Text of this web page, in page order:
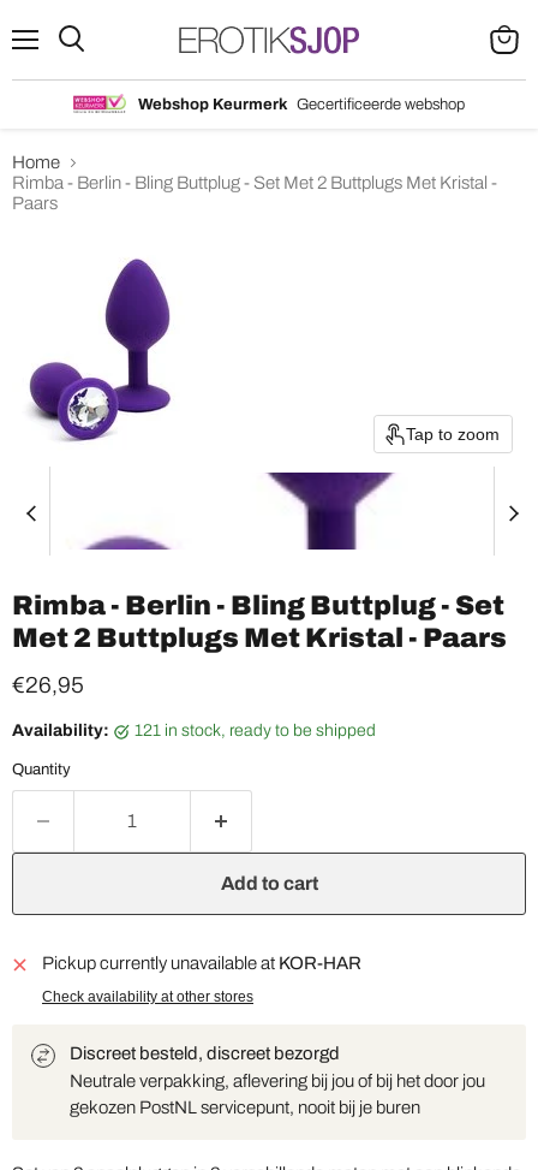
Webshop Keurmerk Gecertificeerde webshop
cart
Home
Rimba - Berlin - Bling Buttplug - Set Met 2 Buttplugs Met Kristal -
Paars
Tap to zoom
Rimba - Berlin - Bling Buttplug - Set
Met 2 Buttplugs Met Kristal - Paars
Current price
€26,95
Availability: 121 in stock, ready to be shipped
Quantity
Add to cart
Pickup currently unavailable at KOR-HAR
Check availability at other stores
Discreet besteld, discreet bezorgd
Neutrale verpakking, aflevering bij jou of bij het door jou
gekozen PostNL servicepunt, nooit bij je buren